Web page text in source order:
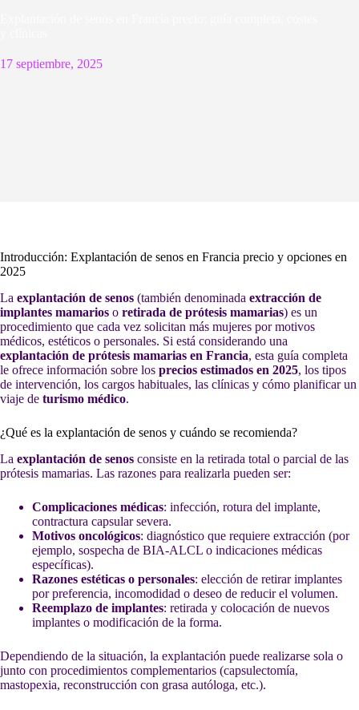
17 septiembre, 2025
Introducción: Explantación de senos en Francia precio y opciones en
2025
La explantación de senos (también denominada extracción de
implantes mamarios o retirada de prótesis mamarias) es un
procedimiento que cada vez solicitan más mujeres por motivos
médicos, estéticos o personales. Si está considerando una
explantación de prótesis mamarias en Francia, esta guía completa
le ofrece información sobre los precios estimados en 2025, los tipos
de intervención, los cargos habituales, las clínicas y cómo planificar un
viaje de turismo médico.
¿Qué es la explantación de senos y cuándo se recomienda?
La explantación de senos consiste en la retirada total o parcial de las
prótesis mamarias. Las razones para realizarla pueden ser:
Complicaciones médicas: infección, rotura del implante,
contractura capsular severa.
Motivos oncológicos: diagnóstico que requiere extracción (por
ejemplo, sospecha de BIA-ALCL o indicaciones médicas
específicas).
Razones estéticas o personales: elección de retirar implantes
por preferencia, incomodidad o deseo de reducir el volumen.
Reemplazo de implantes: retirada y colocación de nuevos
implantes o modificación de la forma.
Dependiendo de la situación, la explantación puede realizarse sola o
junto con procedimientos complementarios (capsulectomía,
mastopexia, reconstrucción con grasa autóloga, etc.).